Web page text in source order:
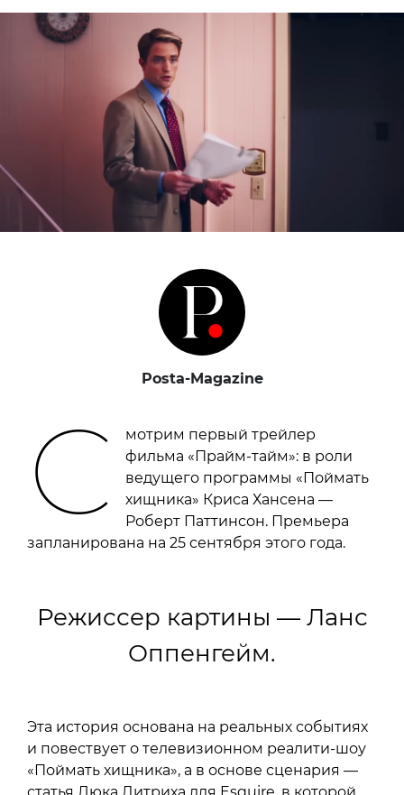
Posta-Magazine
С
мотрим первый трейлер
фильма «Прайм-тайм»: в роли
ведущего программы «Поймать
хищника» Криса Хансена —
Роберт Паттинсон. Премьера
запланирована на 25 сентября этого года.
Режиссер картины — Ланс
Оппенгейм.
Эта история основана на реальных событиях
и повествует о телевизионном реалити-шоу
«Поймать хищника», а в основе сценария —